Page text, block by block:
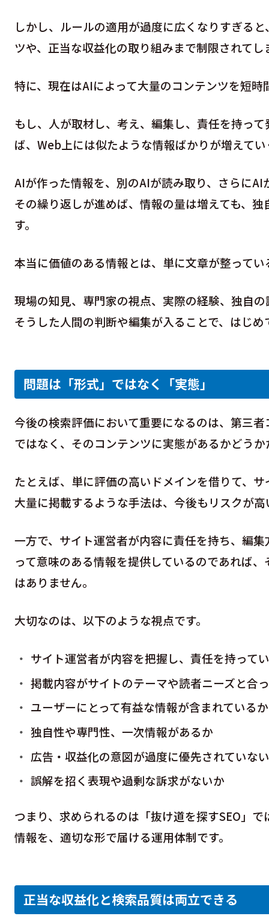
しかし、ルールの適用が過度に広くなりすぎる
ツや、正当な収益化の取り組みまで制限されて
特に、現在はAIによって大量のコンテンツを短時
もし、人が取材し、考え、編集し、責任を持っ
ば、Web上には似たような情報ばかりが増えて
AIが作った情報を、別のAIが読み取り、さらにAI
その繰り返しが進めば、情報の量は増えても、
す。
本当に価値のある情報とは、単に文章が整って
現場の知見、専門家の視点、実際の経験、独自
そうした人間の判断や編集が入ることで、はじ
問題は「形式」ではなく「実態」
今後の検索評価において重要になるのは、第三
ではなく、そのコンテンツに実態があるかどう
たとえば、単に評価の高いドメインを借りて、
大量に掲載するような手法は、今後もリスクが高
一方で、サイト運営者が内容に責任を持ち、編
って意味のある情報を提供しているのであれば
はありません。
大切なのは、以下のような視点です。
サイト運営者が内容を把握し、責任を持って
掲載内容がサイトのテーマや読者ニーズと合
ユーザーにとって有益な情報が含まれているか
独自性や専門性、一次情報があるか
広告・収益化の意図が過度に優先されていな
誤解を招く表現や過剰な訴求がないか
つまり、求められるのは「抜け道を探すSEO」
情報を、適切な形で届ける運用体制です。
正当な収益化と検索品質は両立できる